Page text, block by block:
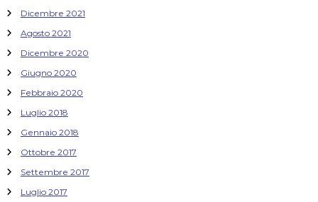
Dicembre 2021
Agosto 2021
Dicembre 2020
Giugno 2020
Febbraio 2020
Luglio 2018
Gennaio 2018
Ottobre 2017
Settembre 2017
Luglio 2017